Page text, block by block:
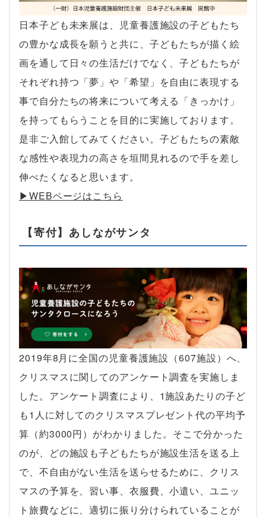
日本子ども未来展は、児童養護施設の子どもたち
の豊かな成長を願うと共に、子どもたちが描く絵
画を通して日々の生活だけでなく、子どもたちが
それぞれ持つ「夢」や「希望」を自由に表現する
事で自分たちの将来について考える「きっかけ」
を持ってもらうことを目的に実施しております。
是非ご入館してみてください。子どもたちの素敵
な感性や表現力の高さを垣間見れるので手を差し
伸べたくなると思います。
▶︎WEBページはこちら
【寄付】あしながサンタ
2019年8月に全国の児童養護施設（607施設）へ、
クリスマスに関してのアンケート調査を実施しま
した。アンケート調査により、1施設あたりの子ど
も1人に対してのクリスマスプレゼント代の平均予
算（約3000円）がわかりました。そこで分かった
のが、どの施設も子どもたちが施設生活を送る上
で、不自由がない生活を送らせるために、クリス
マスの予算を、習い事、衣服費、小遣い、ユニッ
ト旅費などに、適切に振り分けられていることが